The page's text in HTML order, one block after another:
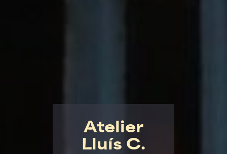
Atelier
Lluís C.